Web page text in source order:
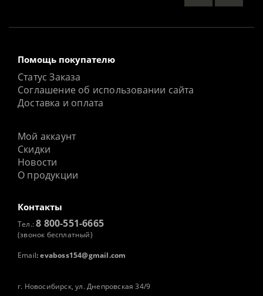
Помощь покупателю
Статус Заказа
Соглашение об использовании сайта
Доставка и оплата
Мой аккаунт
Скидки
Новости
О продукции
Контакты
Тел.:8 800-551-6665
(звонок бесплатный)
Email: evaboss154@gmail.com
г. Новосибирск, ул. Днепровская 34/9